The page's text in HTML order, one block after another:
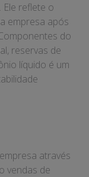
Ele reflete o
empresa após
do
reservas de
líquido é um
através
vendas de